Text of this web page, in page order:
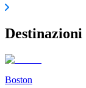
Boston